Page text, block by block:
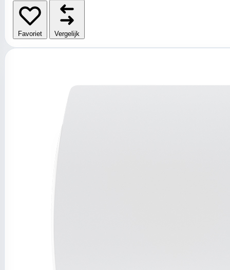
Favoriet Vergelijk